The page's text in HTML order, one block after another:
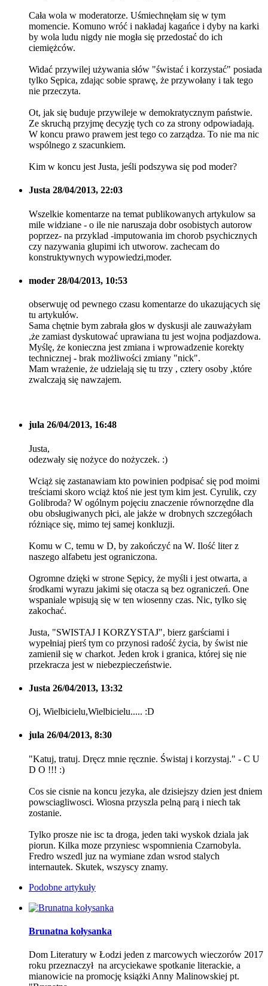
Cała wola w moderatorze. Uśmiechnęłam się w tym
momencie. Komuno wróć i nakładaj kagańce i dyby na karki
by wola ludu nigdy nie mogła się przedostać do ich
ciemiężców.
Widać przywilej używania słów "świstać i korzystać" posiada
tylko Sępica, zdając sobie sprawę, że przywołany i tak tego
nie przeczyta.
Ot, jak się buduje przywileje w demokratycznym państwie.
Ze skruchą przyjmę decyzję tych co za strony odpowiadają.
W koncu prawo prawem jest tego co zarządza. To nie ma nic
wspólnego z szacunkiem.
Kim w koncu jest Justa, jeśli podszywa się pod moder?
Justa 28/04/2013, 22:03
Wszelkie komentarze na temat publikowanych artykulow sa
mile widziane - o ile nie naruszaja dobr osobistych autorow
poprzez- na przyklad -imputowania im chorob psychicznych
czy nazywania glupimi ich utworow. zachecam do
konstruktywnych wypowiedzi,moder.
moder 28/04/2013, 10:53
obserwuję od pewnego czasu komentarze do ukazujących się
tu artykułów.
Sama chętnie bym zabrała głos w dyskusji ale zauważyłam
,że zamiast dyskutować uprawiana tu jest wojna podjazdowa.
Myślę, że konieczna jest zmiana i wprowadzenie korekty
technicznej - brak możliwości zmiany "nick".
Mam wrażenie, że udzielają się tu trzy , cztery osoby ,które
zwalczają się nawzajem.
jula 26/04/2013, 16:48
Justa,
odezwały się nożyce do nożyczek. :)
Wciąż się zastanawiam kto powinien podpisać się pod moimi
treściami skoro wciąż ktoś nie jest tym kim jest. Cyrulik, czy
Golibroda? W ogólnym pojęciu znaczenie równorzędne dla
obu obsługiwanych płci, ale jakże w drobnych szczegółach
różniące się, mimo tej samej konkluzji.
Komu w C, temu w D, by zakończyć na W. Ilość liter z
naszego alfabetu jest ograniczona.
Ogromne dzięki w strone Sępicy, że myśli i jest otwarta, a
środkami wyrazu jakimi się otacza są bez ograniczeń. One
wspaniale wpisują się w ten wiosenny czas. Nic, tylko się
zakochać.
Justa, "SWISTAJ I KORZYSTAJ", bierz garściami i
wypełniaj pierś tym co przynosi radość życia, by świst nie
zamienił się w charkot. Jeden krok i granica, której się nie
przekracza jest w niebezpieczeństwie.
Justa 26/04/2013, 13:32
Oj, Wielbicielu,Wielbicielu..... :D
jula 26/04/2013, 8:30
"Katuj, tratuj. Dręcz mnie ręcznie. Świstaj i korzystaj." - C U
D O !!! :)
Cos sie cisnie na koncu jezyka, ale dzisiejszy dzien jest dniem
powsciagliwosci. Wiosna przyszla pelną parą i niech tak
zostanie.
Tylko prosze nie isc ta droga, jeden taki wyskok dziala jak
piorun. Kilka moze przyniesc wspomnienia Czarnobyla.
Fredro wszedl juz na wymiane zdan wsrod stalych
internautek. Skutek, wszyscy znamy.
Podobne artykuły
Brunatna kołysanka
Dom Literatury w Łodzi jeden z marcowych wieczorów 2017
roku przeznaczył na arcyciekawe spotkanie literackie, a
mianowicie na promocję książki Anny Malinowskiej pt.